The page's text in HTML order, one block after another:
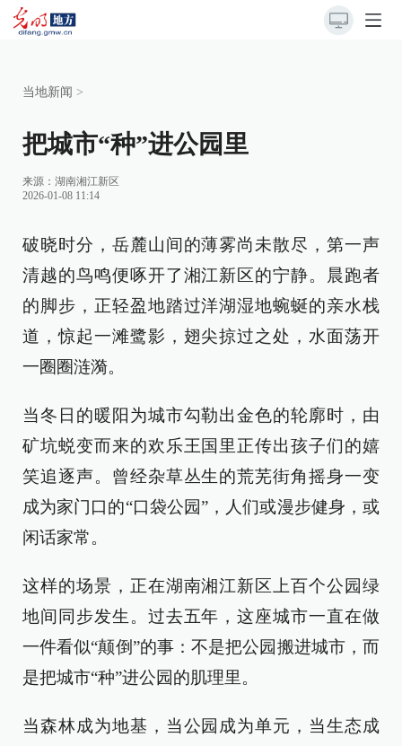
当地新闻 >
把城市“种”进公园里
来源： 湖南湘江新区
2026-01-08 11:14
破晓时分，岳麓山间的薄雾尚未散尽，第一声
清越的鸟鸣便啄开了湘江新区的宁静。晨跑者
的脚步，正轻盈地踏过洋湖湿地蜿蜒的亲水栈
道，惊起一滩鹭影，翅尖掠过之处，水面荡开
一圈圈涟漪。
当冬日的暖阳为城市勾勒出金色的轮廓时，由
矿坑蜕变而来的欢乐王国里正传出孩子们的嬉
笑追逐声。曾经杂草丛生的荒芜街角摇身一变
成为家门口的“口袋公园”，人们或漫步健身，或
闲话家常。
这样的场景，正在湖南湘江新区上百个公园绿
地间同步发生。过去五年，这座城市一直在做
一件看似“颠倒”的事：不是把公园搬进城市，而
是把城市“种”进公园的肌理里。
当森林成为地基，当公园成为单元，当生态成